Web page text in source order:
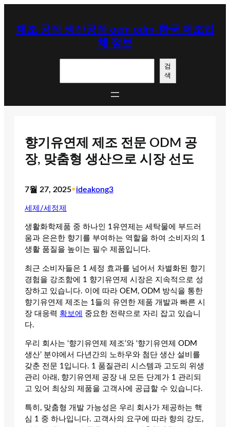
제조 공장 생산공장 oem odm-한국 제조업
체 정보
검
색
향기유연제 제조 전문 ODM 공
장, 맞춤형 생산으로 시장 선도
7월 27, 2025•ideakong3
세제/세정제
생활화학제품 중 하나인 1유연제는 세탁물에 부드러
움과 은은한 향기를 부여하는 역할을 하여 소비자의 1
생활 품질을 높이는 필수 제품입니다.
최근 소비자들은 1 세정 효과를 넘어서 차별화된 향기
경험을 강조함에 1 향기유연제 시장은 지속적으로 성
장하고 있습니다. 이에 따라 OEM, ODM 방식을 통한
향기유연제 제조는 1들의 유연한 제품 개발과 빠른 시
장 대응력 확보에
중요한 전략으로 자리 잡고 있습니
다.
우리 회사는 ‘향기유연제 제조’와 ‘향기유연제 ODM
생산’ 분야에서 다년간의 노하우와 첨단 생산 설비를
갖춘 전문 1입니다. 1 품질관리 시스템과 고도의 위생
관리 아래, 향기유연제 공장 내 모든 단계가 1 관리되
고 있어 최상의 제품을 고객사에 공급할 수 있습니다.
특히, 맞춤형 개발 가능성은 우리 회사가 제공하는 핵
심 1 중 하나입니다. 고객사의 요구에 따라 향의 강도,